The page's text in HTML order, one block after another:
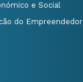
e Social
do Empreendedor